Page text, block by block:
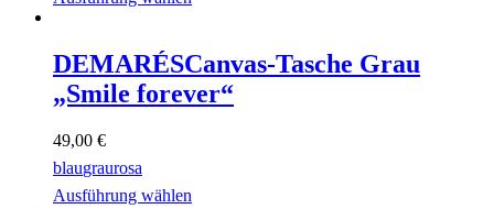
DEMARÉSCanvas-Tasche Grau
„Smile forever“
49,00 €
blaugraurosa
Ausführung wählen